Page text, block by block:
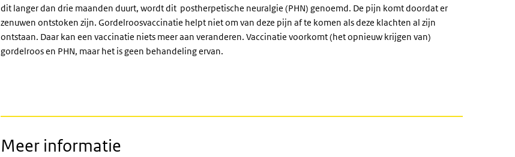
dit langer dan drie maanden duurt, wordt dit postherpetische neuralgie (PHN) genoemd. De pijn komt doordat er
zenuwen ontstoken zijn. Gordelroosvaccinatie helpt niet om van deze pijn af te komen als deze klachten al zijn
ontstaan. Daar kan een vaccinatie niets meer aan veranderen. Vaccinatie voorkomt (het opnieuw krijgen van)
gordelroos en PHN, maar het is geen behandeling ervan.
Meer informatie